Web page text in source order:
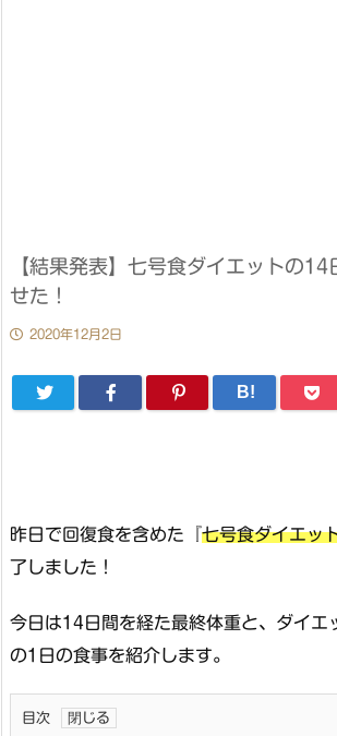
【結果発表】七号食ダイエットの
せた！
2020年12月2日
B!
昨日で回復食を含めた『七号食ダイエッ
了しました！
今日は14日間を経た最終体重と、ダイエ
の1日の食事を紹介します。
目次